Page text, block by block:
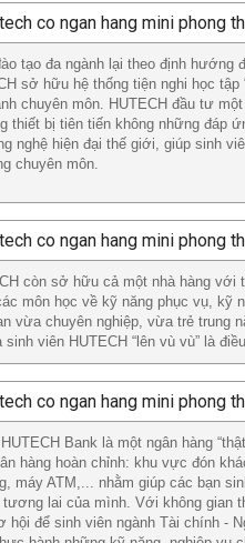
tạo đa ngành lại theo định hướng
sở hữu hệ thống tiện nghi học
chuyên môn. HUTECH đầu tư
thiết bị tiên tiến không những đáp
nghệ hiện đại thế giới, giúp sinh
chuyên môn.
còn sở hữu cả một nhà hàng với
môn học về kỹ năng phục vụ, kỹ
vừa chuyên nghiệp, vừa trẻ trung
viên HUTECH “lên vù vù” là
Bank là một ngân hàng
hàng hoàn chỉnh: khu vực đón
máy ATM,... nhằm giúp các bạn
lai của mình. Với không gian
hội để sinh viên ngành Tài chính -